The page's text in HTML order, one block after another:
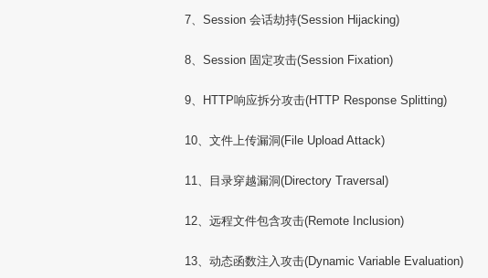
7、Session 会话劫持(Session Hijacking)
8、Session 固定攻击(Session Fixation)
9、HTTP响应拆分攻击(HTTP Response Splitting)
10、文件上传漏洞(File Upload Attack)
11、目录穿越漏洞(Directory Traversal)
12、远程文件包含攻击(Remote Inclusion)
13、动态函数注入攻击(Dynamic Variable Evaluation)